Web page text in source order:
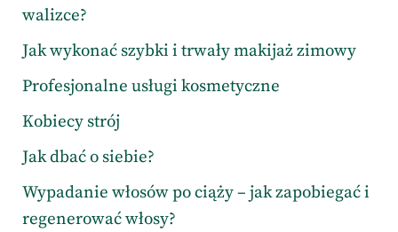
walizce?
Jak wykonać szybki i trwały makijaż zimowy
Profesjonalne usługi kosmetyczne
Kobiecy strój
Jak dbać o siebie?
Wypadanie włosów po ciąży – jak zapobiegać i
regenerować włosy?